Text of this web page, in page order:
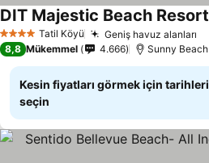
4 Yıldız Tatil Köyü Geniş havuz alanları
DIT Majestic Beach Resort
8,8 Mükemmel 4.666 Sunny Beach
Kesin fiyatları görmek için tarihleri
seçin